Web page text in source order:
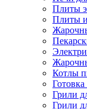
Плиты
Плиты
Котлы
Грили
Грили